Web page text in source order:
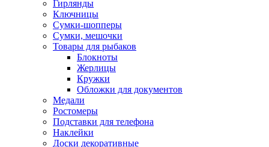
Гирлянды
Ключницы
Сумки-шопперы
Сумки, мешочки
Товары для рыбаков
Блокноты
Жерлицы
Кружки
Обложки для документов
Медали
Ростомеры
Подставки для телефона
Наклейки
Доски декоративные